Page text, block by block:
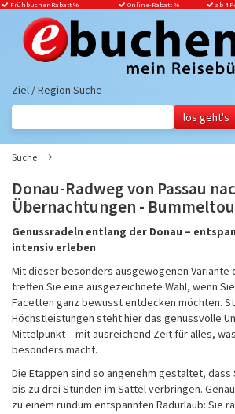
Frühbucher-Rabatt% Online-Rabatt % ab 4
Ziel / Region Suche
Suche
Donau-Radweg von Passau
Übernachtungen -
Genussradeln entlang der Donau –
intensiv erleben
Mit dieser besonders ausgewogenen Variante
treffen Sie eine ausgezeichnete Wahl, wenn
Facetten ganz bewusst entdecken möchten.
Höchstleistungen steht hier das genussvolle
Mittelpunkt – mit ausreichend Zeit für alles,
besonders macht.
Die Etappen sind so angenehm gestaltet, dass
bis zu drei Stunden im Sattel verbringen.
zu einem rundum entspannten Radurlaub: Sie